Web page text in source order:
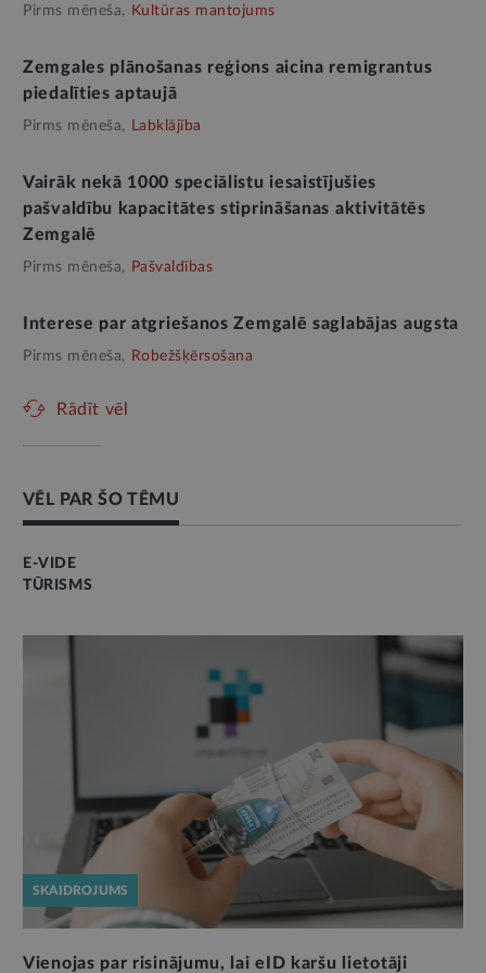
Pirms mēneša, Kultūras mantojums
Zemgales plānošanas reģions aicina remigrantus
piedalīties aptaujā
Pirms mēneša, Labklājība
Vairāk nekā 1000 speciālistu iesaistījušies
pašvaldību kapacitātes stiprināšanas aktivitātēs
Zemgalē
Pirms mēneša, Pašvaldības
Interese par atgriešanos Zemgalē saglabājas augsta
Pirms mēneša, Robežšķērsošana
Rādīt vēl
VĒL PAR ŠO TĒMU
E-VIDE
TŪRISMS
SKAIDROJUMS
Vienojas par risinājumu, lai eID karšu lietotāji